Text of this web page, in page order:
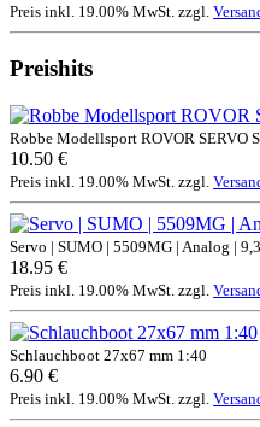
Preis inkl. 19.00% MwSt. zzgl.
Preishits
Robbe Modellsport ROVOR SERVO
10.50 €
Preis inkl. 19.00% MwSt. zzgl.
Servo | SUMO | 5509MG | Analog |
18.95 €
Preis inkl. 19.00% MwSt. zzgl.
Schlauchboot 27x67 mm 1:40
6.90 €
Preis inkl. 19.00% MwSt. zzgl.